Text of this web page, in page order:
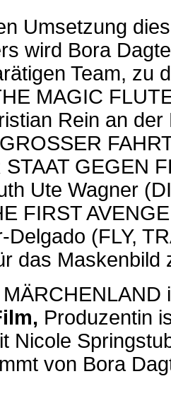
Umsetzung
wird Bora
Team, zu
MAGIC
Rein an
STAAT GEGEN
Ute Wagner
FIRST
Delgado (FLY,
das Maskenbild
Produzentin
Nicole
von Bora